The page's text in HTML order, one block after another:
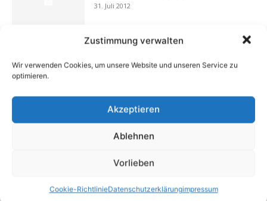
Zustimmung verwalten
Wir verwenden Cookies, um unsere Website und unseren Service zu
optimieren.
Akzeptieren
Ablehnen
Vorlieben
Cookie-RichtlinieDatenschutzerklärungimpressum
31. Juli 2012
Finanztipp Steuererklärung: Was
Wohnung/Haus steuerlich absetzen
15. Januar 2015
Buchtipp: «Oliven»
13. Januar 2021
Rechtstipp: Grundbucheinsicht nur bei
berechtigtem Interesse